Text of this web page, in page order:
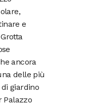
e
ancora
delle più
giardino
Palazzo